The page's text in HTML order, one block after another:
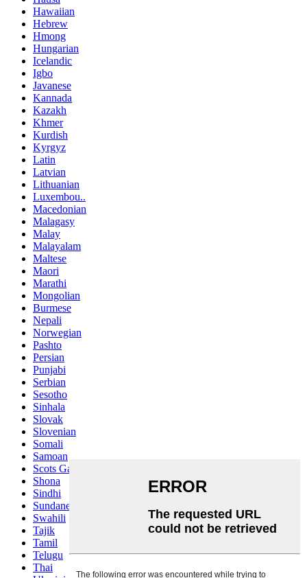
Hawaiian
Hebrew
Hmong
Hungarian
Icelandic
Igbo
Javanese
Kannada
Kazakh
Khmer
Kurdish
Kyrgyz
Latin
Latvian
Lithuanian
Luxembou..
Macedonian
Malagasy
Malay
Malayalam
Maltese
Maori
Marathi
Mongolian
Burmese
Nepali
Norwegian
Pashto
Persian
Punjabi
Serbian
Sesotho
Sinhala
Slovak
Slovenian
Somali
Samoan
Scots Gaelic
Shona
Sindhi
Sundanese
Swahili
Tajik
Tamil
Telugu
Thai